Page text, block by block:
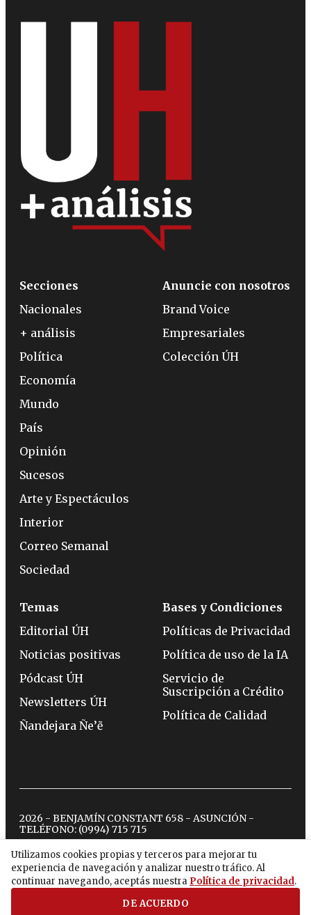
Utilizamos cookies propias y terceros para mejorar tu
experiencia de navegación y analizar nuestro tráfico. Al
continuar navegando, aceptás nuestra Política de privacidad.
DE ACUERDO
Secciones
Nacionales
+ análisis
Política
Economía
Mundo
País
Opinión
Sucesos
Arte y Espectáculos
Interior
Correo Semanal
Sociedad
Anuncie con nosotros
Brand Voice
Empresariales
Colección ÚH
Temas
Editorial ÚH
Noticias positivas
Pódcast ÚH
Newsletters ÚH
Ñandejara Ñe’ẽ
Bases y Condiciones
Políticas de Privacidad
Política de uso de la IA
Servicio de
Suscripción a Crédito
Política de Calidad
2026 - BENJAMÍN CONSTANT 658 - ASUNCIÓN -
TELÉFONO: (0994) 715 715
twitterinstagram
facebook
tiktokyoutubespotify